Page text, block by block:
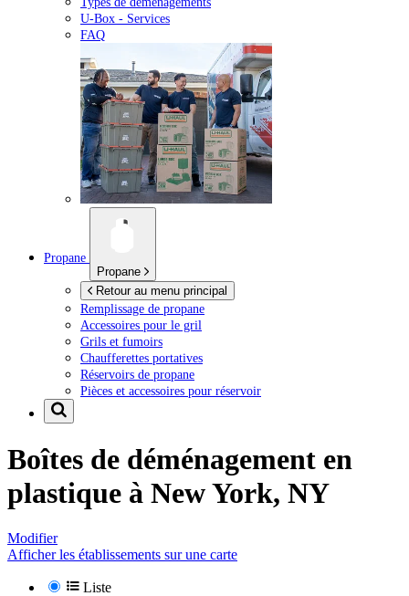
U-Box - Services
FAQ
Propane
Propane
Retour au menu principal
Remplissage de propane
Accessoires pour le gril
Grils et fumoirs
Chaufferettes portatives
Réservoirs de propane
Pièces et accessoires pour réservoir
Boîtes de déménagement en
plastique à New York, NY
Modifier
Afficher les établissements sur une carte
Liste